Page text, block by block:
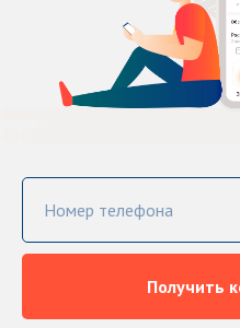
Номер телефона
Получить